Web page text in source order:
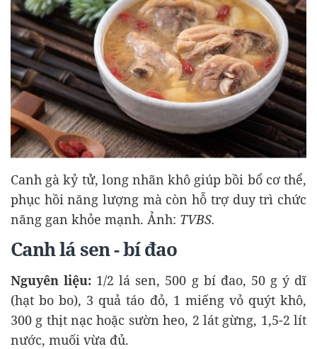
Canh gà kỷ tử, long nhãn khô giúp bồi bổ cơ thể,
phục hồi năng lượng mà còn hỗ trợ duy trì chức
năng gan khỏe mạnh. Ảnh: TVBS.
Canh lá sen - bí đao
Nguyên liệu: 1/2 lá sen, 500 g bí đao, 50 g ý dĩ
(hạt bo bo), 3 quả táo đỏ, 1 miếng vỏ quýt khô,
300 g thịt nạc hoặc sườn heo, 2 lát gừng, 1,5-2 lít
nước, muối vừa đủ.